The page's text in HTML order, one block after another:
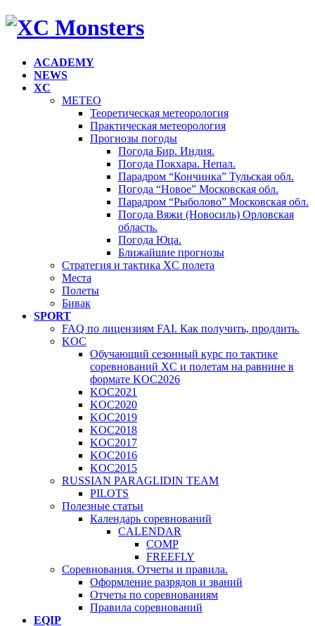
ACADEMY
NEWS
XC
METEO
Теоретическая метеорология
Практическая метеорология
Прогнозы погоды
Погода Бир. Индия.
Погода Покхара. Непал.
Парадром “Кончинка” Тульская обл.
Погода “Новое” Московская обл.
Парадром “Рыболово” Московская обл.
Погода Вяжи (Новосиль) Орловская
область.
Погода Юца.
Ближайшие прогнозы
Стратегия и тактика XC полета
Места
Полеты
Бивак
SPORT
FAQ по лицензиям FAI. Как получить, продлить.
KOC
Обучающий сезонный курс по тактике
соревнований XC и полетам на равнине в
формате KOC2026
KOC2021
KOC2020
KOC2019
KOC2018
KOC2017
KOC2016
KOC2015
RUSSIAN PARAGLIDIN TEAM
PILOTS
Полезные статьи
Календарь соревнований
CALENDAR
COMP
FREEFLY
Соревнования. Отчеты и правила.
Оформление разрядов и званий
Отчеты по соревнованиям
Правила соревнований
EQIP